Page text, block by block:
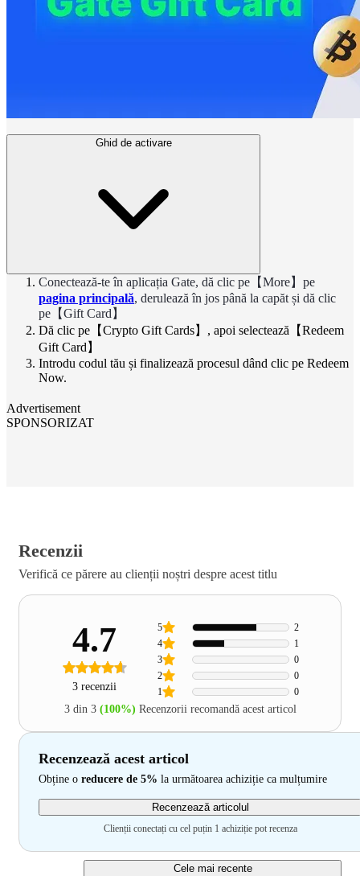
Ghid de activare
Conectează-te în aplicația Gate, dă clic pe【More】pe
pagina principală, derulează în jos până la capăt și dă clic
pe【Gift Card】
Dă clic pe【Crypto Gift Cards】, apoi selectează【Redeem
Gift Card】
Introdu codul tău și finalizează procesul dând clic pe Redeem
Now.
Advertisement
SPONSORIZAT
Recenzii
Verifică ce părere au clienții noștri despre acest titlu
4.7
3 recenzii 1 0
2 0
3 0
4 1
5 2
3 din 3 (100%) Recenzorii recomandă acest articol
Recenzează acest articol
Obține o reducere de 5% la următoarea achiziție ca mulțumire
Recenzează articolul
Clienții conectați cu cel puțin 1 achiziție pot recenza
Cele mai recente